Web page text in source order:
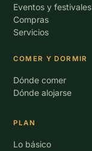
Eventos y festivales
Compras
Servicios
COMER Y DORMIR
Dónde comer
Dónde alojarse
PLAN
Lo básico